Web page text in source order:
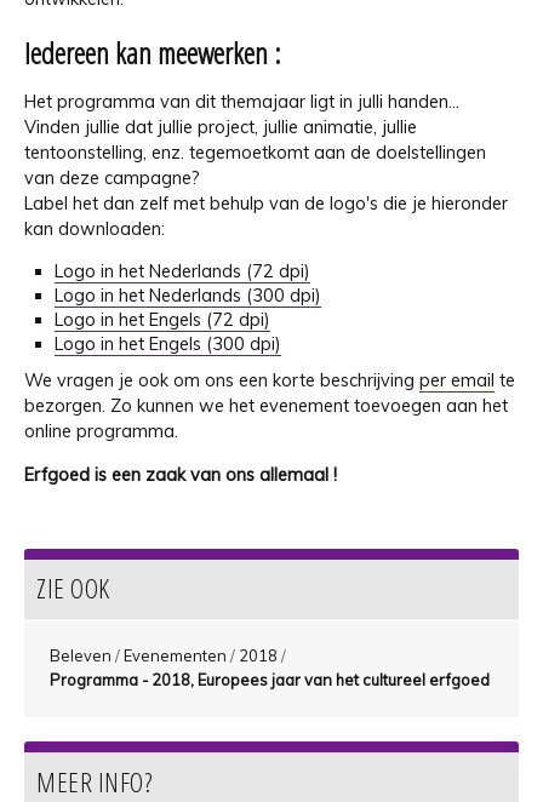
Iedereen kan meewerken :
Het programma van dit themajaar ligt in julli handen...
Vinden jullie dat jullie project, jullie animatie, jullie
tentoonstelling, enz. tegemoetkomt aan de doelstellingen
van deze campagne?
Label het dan zelf met behulp van de logo's die je hieronder
kan downloaden:
Logo in het Nederlands (72 dpi)
Logo in het Nederlands (300 dpi)
Logo in het Engels (72 dpi)
Logo in het Engels (300 dpi)
We vragen je ook om ons een korte beschrijving per email te
bezorgen. Zo kunnen we het evenement toevoegen aan het
online programma.
Erfgoed is een zaak van ons allemaal !
ZIE OOK
Beleven /Evenementen / 2018 /
Programma - 2018, Europees jaar van het cultureel erfgoed
MEER INFO?